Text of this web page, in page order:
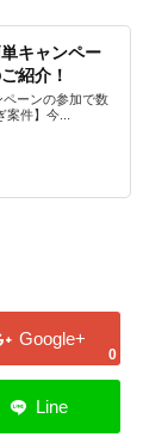
キャンペー
紹介！
ペーンの参加で数
件】今...
0